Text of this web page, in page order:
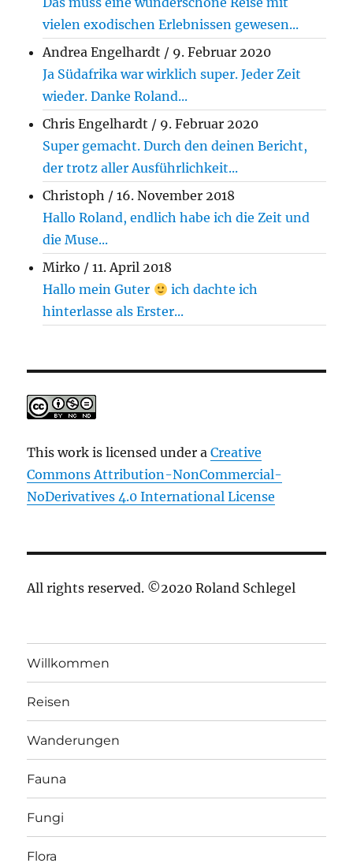
vielen exodischen Erlebnissen gewesen...
Andrea Engelhardt / 9. Februar 2020
Ja Südafrika war wirklich super. Jeder Zeit
wieder. Danke Roland...
Chris Engelhardt / 9. Februar 2020
Super gemacht. Durch den deinen Bericht,
der trotz aller Ausführlichkeit...
Christoph /16. November 2018
Hallo Roland, endlich habe ich die Zeit und
die Muse...
Mirko /11. April 2018
Hallo mein Guter
ich dachte ich
hinterlasse als Erster...
This work is licensed under aCreative
Commons Attribution-NonCommercial-
NoDerivatives 4.0 International License
All rights reserved. ©2020 Roland Schlegel
Willkommen
Reisen
Wanderungen
Fauna
Fungi
Flora